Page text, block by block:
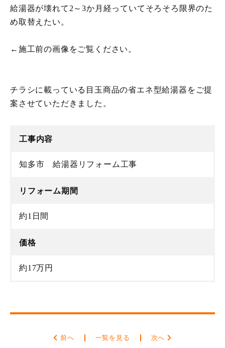
給湯器が壊れて2～3か月経っていてそろそろ限界のた
め取替えたい。
←施工前の画像をご覧ください。
チラシに載っている目玉商品の省エネ型給湯器をご提
案させていただきました。
工事内容
知多市 給湯器リフォーム工事
リフォーム期間
約1日間
価格
約17万円
前へ 一覧を見る 次へ